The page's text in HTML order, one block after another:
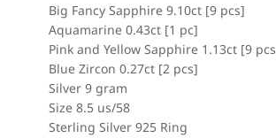
Big Fancy Sapphire 9.10ct [9 pcs]
Aquamarine 0.43ct [1 pc]
Pink and Yellow Sapphire 1.13ct [9
Blue Zircon 0.27ct [2 pcs]
Silver 9 gram
Size 8.5 us/58
Sterling Silver 925 Ring